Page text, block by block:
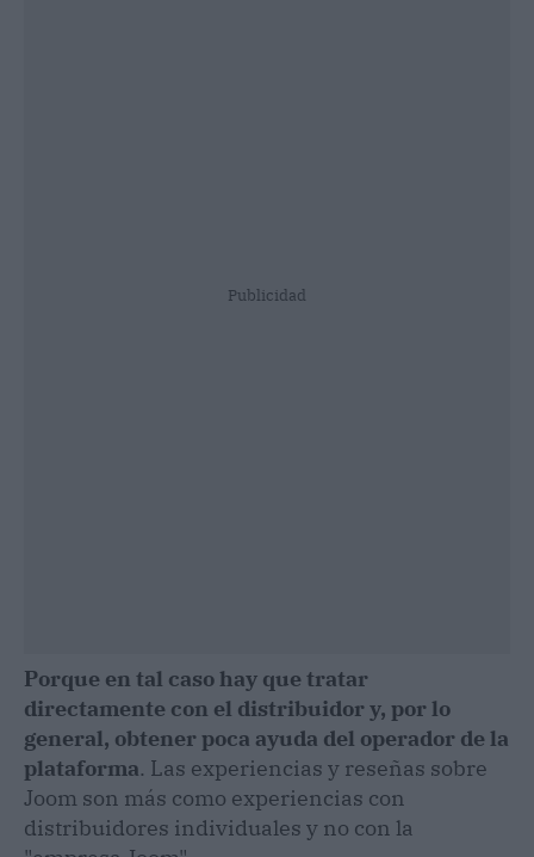
Publicidad
Porque en tal caso hay que tratar
directamente con el distribuidor y, por lo
general, obtener poca ayuda del operador de la
plataforma. Las experiencias y reseñas sobre
Joom son más como experiencias con
distribuidores individuales y no con la